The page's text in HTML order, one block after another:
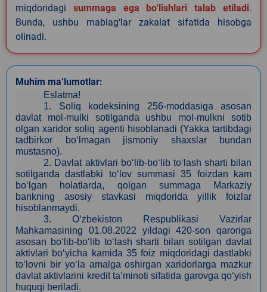
miqdoridagi summaga ega bo‘lishlari talab etiladi.
Bunda, ushbu mablag‘lar zakalat sifatida hisobga
olinadi.
Muhim ma’lumotlar:
Eslatma!
1. Soliq kodeksining 256-moddasiga asosan
davlat mol-mulki sotilganda ushbu mol-mulkni sotib
olgan xaridor soliq agenti hisoblanadi (Yakka tartibdagi
tadbirkor bo‘lmagan jismoniy shaxslar bundan
mustasno).
2. Davlat aktivlari bo‘lib-bo‘lib to‘lash sharti bilan
sotilganda dastlabki to‘lov summasi 35 foizdan kam
bo‘lgan holatlarda, qolgan summaga Markaziy
bankning asosiy stavkasi miqdorida yillik foizlar
hisoblanmaydi.
3. O‘zbekiston Respublikasi Vazirlar
Mahkamasining 01.08.2022 yildagi 420-son qaroriga
asosan bo‘lib-bo‘lib to‘lash sharti bilan sotilgan davlat
aktivlari bo‘yicha kamida 35 foiz miqdoridagi dastlabki
to‘lovni bir yo‘la amalga oshirgan xaridorlarga mazkur
davlat aktivlarini kredit ta’minoti sifatida garovga qo‘yish
huquqi beriladi.